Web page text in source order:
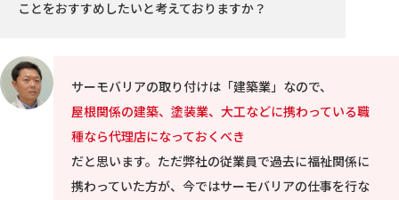
ことをおすすめしたいと考えておりますか？
サーモバリアの取り付けは「建築業」なので、
屋根関係の建築、塗装業、大工などに携わっている職
種なら代理店になっておくべき
だと思います。ただ弊社の従業員で過去に福祉関係に
携わっていた方が、今ではサーモバリアの仕事を行な